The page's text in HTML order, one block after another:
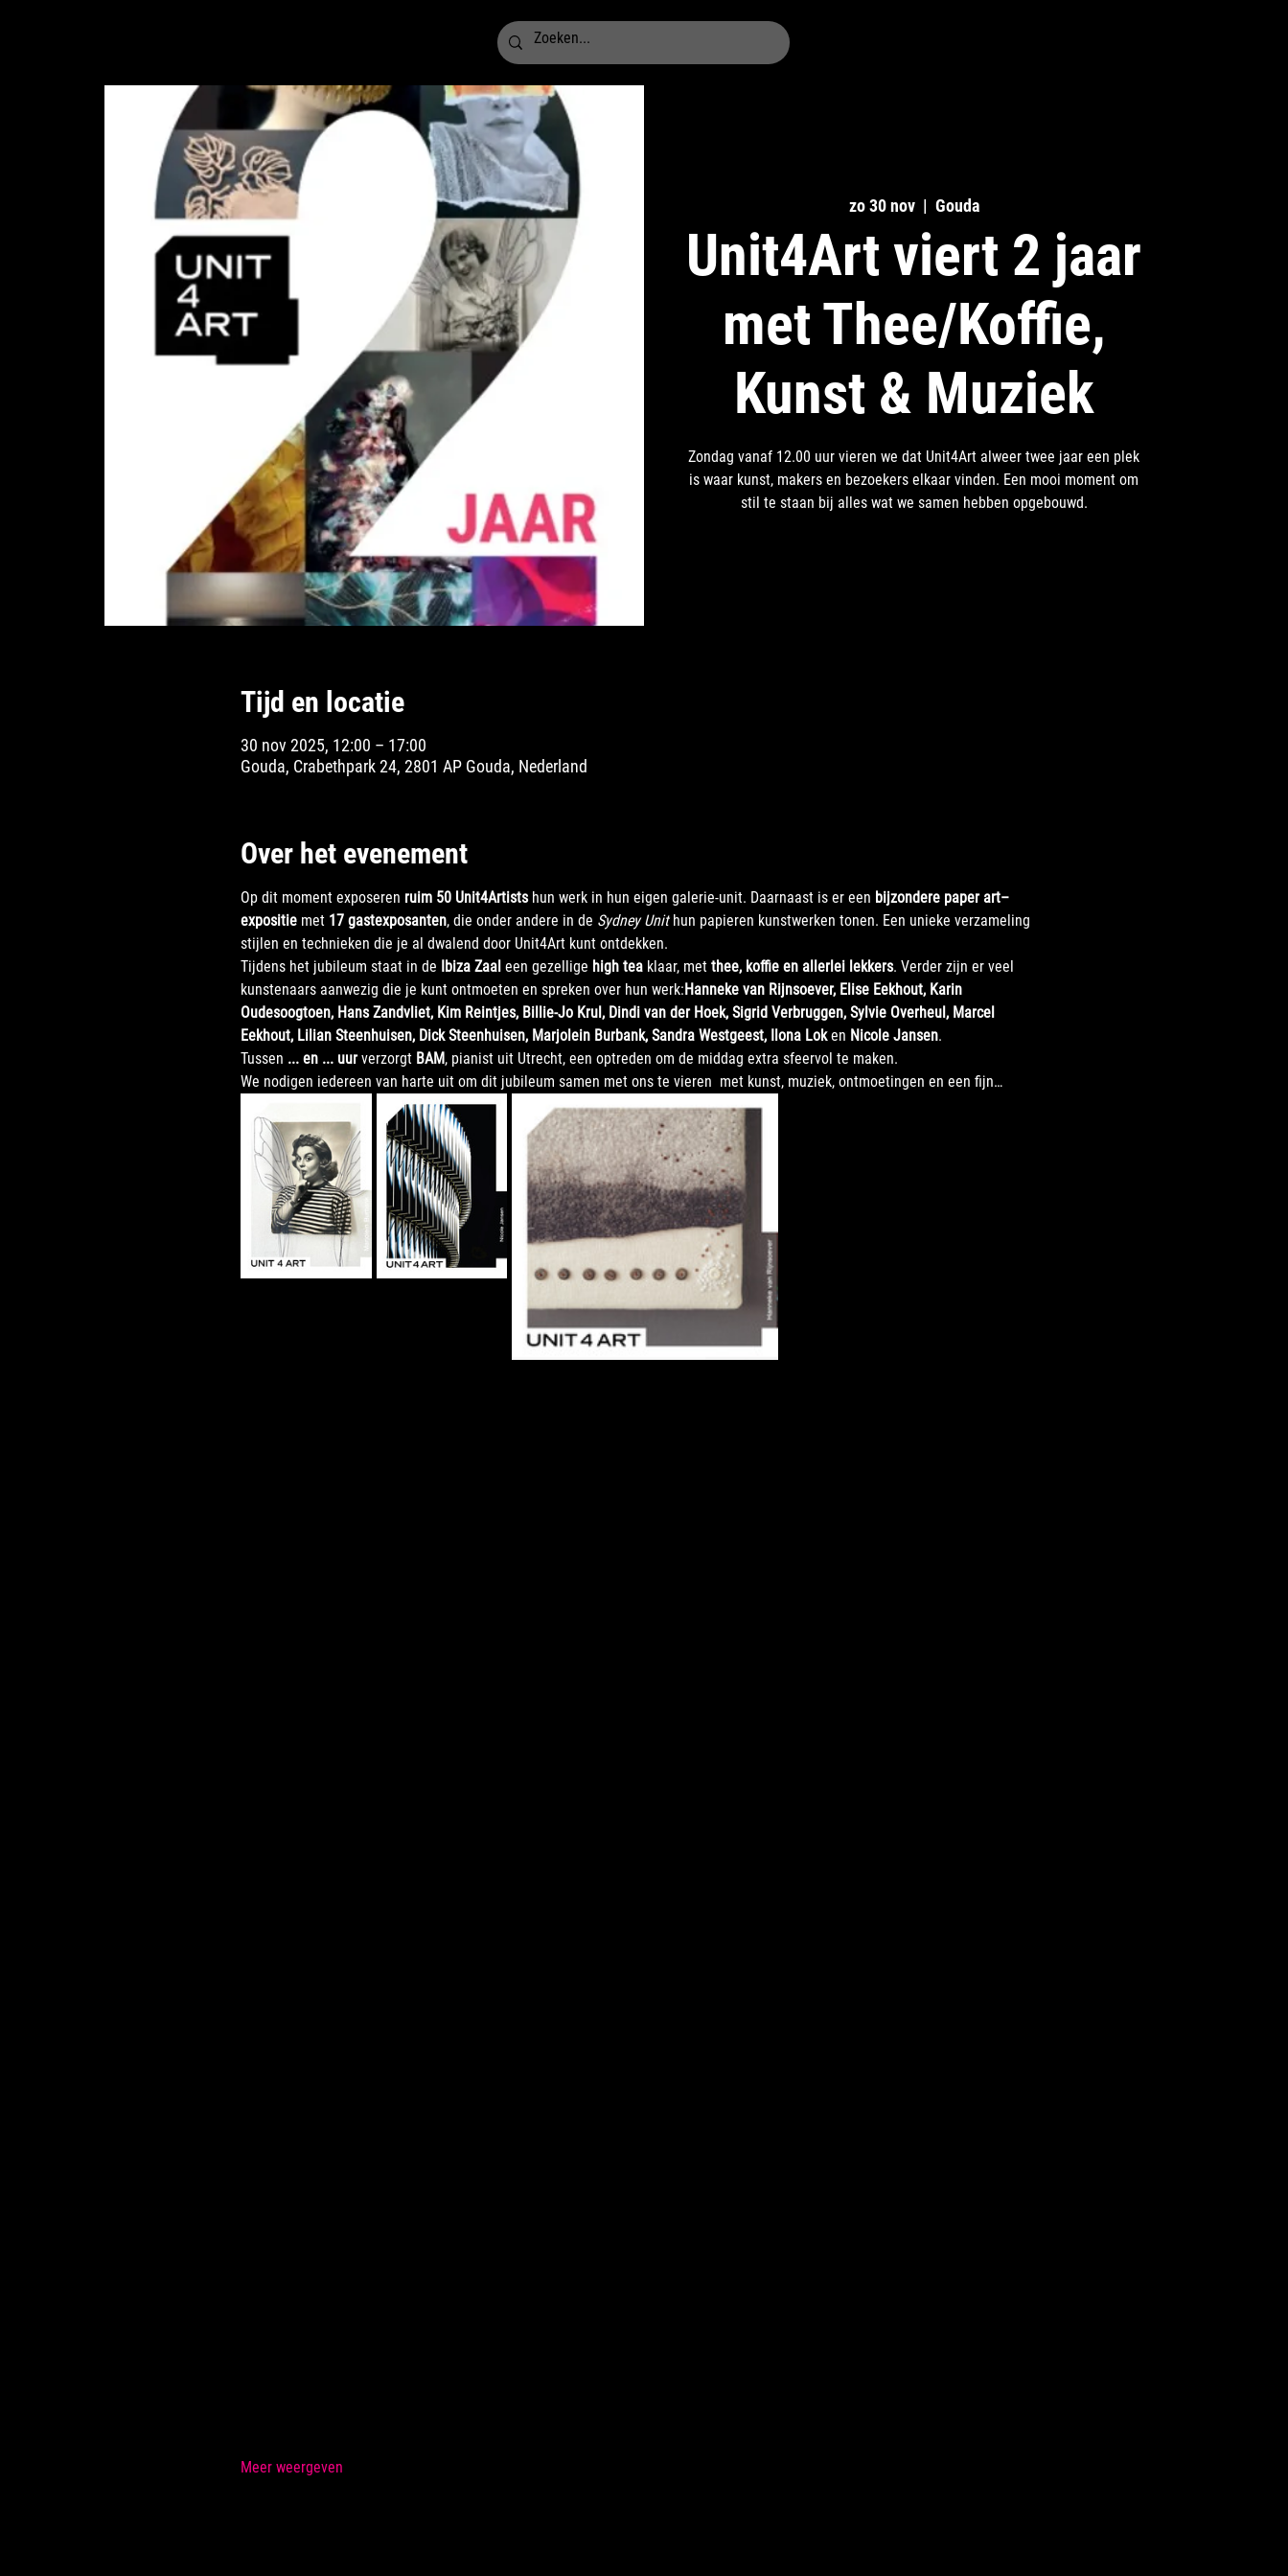
zo 30 nov
  |
Gouda
Unit4Art viert 2 jaar
met Thee/Koffie,
Kunst & Muziek
Zondag vanaf 12.00 uur vieren we dat Unit4Art alweer twee jaar een plek
is waar kunst, makers en bezoekers elkaar vinden. Een mooi moment om
stil te staan bij alles wat we samen hebben opgebouwd.
Tijd en locatie
30 nov 2025, 12:00 – 17:00
Gouda, Crabethpark 24, 2801 AP Gouda, Nederland
Over het evenement
Op dit moment exposeren ruim 50 Unit4Artists hun werk in hun eigen galerie-unit. Daarnaast is er een bijzondere paper art–
expositie met 17 gastexposanten, die onder andere in de Sydney Unit hun papieren kunstwerken tonen. Een unieke verzameling
stijlen en technieken die je al dwalend door Unit4Art kunt ontdekken.
Tijdens het jubileum staat in de Ibiza Zaal een gezellige high tea klaar, met thee, koffie en allerlei lekkers. Verder zijn er veel
kunstenaars aanwezig die je kunt ontmoeten en spreken over hun werk:Hanneke van Rijnsoever, Elise Eekhout, Karin
Oudesoogtoen, Hans Zandvliet, Kim Reintjes, Billie-Jo Krul, Dindi van der Hoek, Sigrid Verbruggen, Sylvie Overheul, Marcel
Eekhout, Lilian Steenhuisen, Dick Steenhuisen, Marjolein Burbank, Sandra Westgeest, Ilona Lok en Nicole Jansen.
Tussen ... en ... uur verzorgt BAM, pianist uit Utrecht, een optreden om de middag extra sfeervol te maken.
We nodigen iedereen van harte uit om dit jubileum samen met ons te vieren  met kunst, muziek, ontmoetingen en een fijn…
Meer weergeven